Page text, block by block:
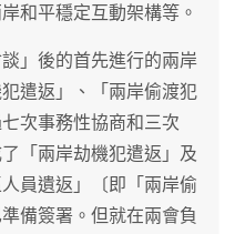
和平穩定互動架構等。
」後的首先進行的兩岸
遣返」、「兩岸偷渡犯
次事務性協商和三次
「兩岸劫機犯遣返」及
員遺返」〔即「兩岸偷
備簽署。但就在兩會負